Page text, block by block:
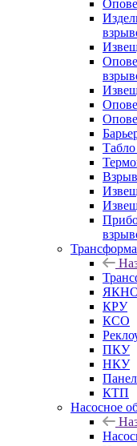
КРУ
КСО
ПКУ
НКУ
КТП
Насосное